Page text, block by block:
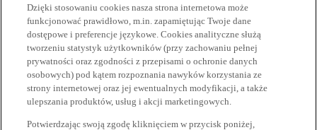
Dzięki stosowaniu cookies nasza strona internetowa może
funkcjonować prawidłowo, m.in. zapamiętując Twoje dane
dostępowe i preferencje językowe. Cookies analityczne służą
tworzeniu statystyk użytkowników (przy zachowaniu pełnej
prywatności oraz zgodności z przepisami o ochronie danych
osobowych) pod kątem rozpoznania nawyków korzystania ze
strony internetowej oraz jej ewentualnych modyfikacji, a także
ulepszania produktów, usług i akcji marketingowych.
Potwierdzając swoją zgodę kliknięciem w przycisk poniżej,